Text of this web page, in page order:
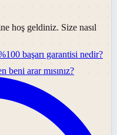
hoş geldiniz. Size nasıl
başarı garantisi nedir?
beni arar mısınız?